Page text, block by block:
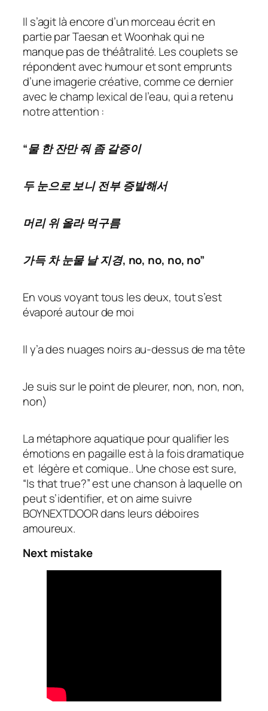
Il s’agit là encore d’un morceau écrit en
partie par Taesan et Woonhak qui ne
manque pas de théâtralité. Les couplets se
répondent avec humour et sont emprunts
d’une imagerie créative, comme ce dernier
avec le champ lexical de l’eau, qui a retenu
notre attention :
“물 한 잔만 줘 좀 갈증이
두 눈으로 보니 전부 증발해서
머리 위 올라 먹구름
가득 차 눈물 날 지경, no, no, no, no”
En vous voyant tous les deux, tout s’est
évaporé autour de moi
Il y’a des nuages noirs au-dessus de ma tête
Je suis sur le point de pleurer, non, non, non,
non)
La métaphore aquatique pour qualifier les
émotions en pagaille est à la fois dramatique
et légère et comique.. Une chose est sure,
“Is that true?” est une chanson à laquelle on
peut s’identifier,et on aime suivre
BOYNEXTDOOR dans leurs déboires
amoureux.
Next mistake